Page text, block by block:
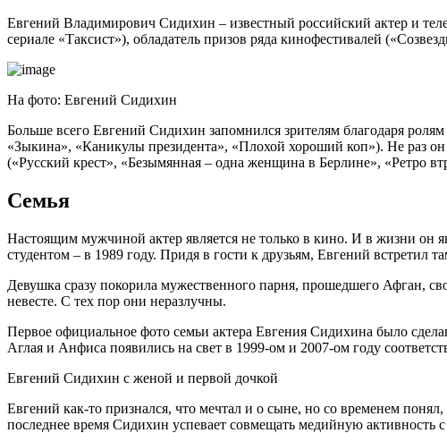
Евгений Владимирович Сидихин – известный российский актер и
сериале «Таксист»), обладатель призов ряда кинофестивалей
На фото: Евгений Сидихин
Больше всего Евгений Сидихин запомнился зрителям благодаря
«Зыкина», «Каникулы президента», «Плохой хороший коп»). Не раз
(«Русский крест», «Безымянная – одна женщина в Берлине», «Ретро
Семья
Настоящим мужчиной актер является не только в кино. И в жизни
студентом – в 1989 году. Придя в гости к друзьям, Евгений встретил
Девушка сразу покорила мужественного парня, прошедшего Афган,
невесте. С тех пор они неразлучны.
Первое официальное фото семьи актера Евгения Сидихина было
Аглая и Анфиса появились на свет в 1999-ом и 2007-ом году
Евгений Сидихин с женой и первой дочкой
Евгений как-то признался, что мечтал и о сыне, но со временем
последнее время Сидихин успевает совмещать медийную